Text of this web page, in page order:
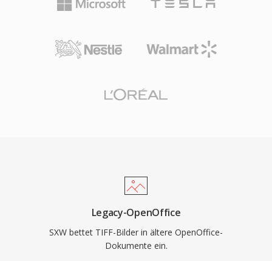
Legacy-OpenOffice
SXW bettet TIFF-Bilder in ältere OpenOffice-
Dokumente ein.